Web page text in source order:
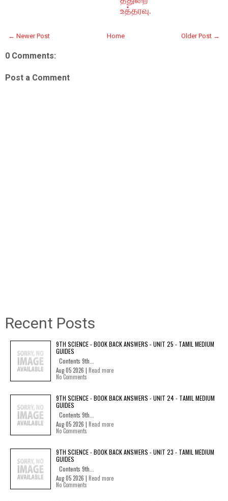
உத்தரவு.
← Newer Post Older Post →
Home
0 Comments:
Post a Comment
Recent Posts
9TH SCIENCE - BOOK BACK ANSWERS - UNIT 25 - TAMIL MEDIUM
GUIDES
Contents 9th...
Aug 05 2026 | Read more
No Comments
9TH SCIENCE - BOOK BACK ANSWERS - UNIT 24 - TAMIL MEDIUM
GUIDES
Contents 9th...
Aug 05 2026 | Read more
No Comments
9TH SCIENCE - BOOK BACK ANSWERS - UNIT 23 - TAMIL MEDIUM
GUIDES
Contents 9th...
Aug 05 2026 | Read more
No Comments